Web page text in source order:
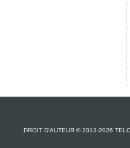
DROIT D'AUTEUR © 2013-2026